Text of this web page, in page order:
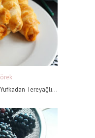
Tereyağlı...